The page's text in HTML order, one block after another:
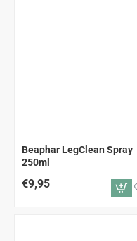
Beaphar LegClean Spray
250ml
€9,95